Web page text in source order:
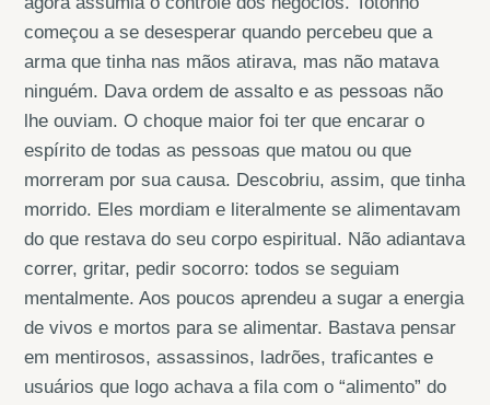
começou a se desesperar quando percebeu que a
arma que tinha nas mãos atirava, mas não matava
ninguém. Dava ordem de assalto e as pessoas não
lhe ouviam. O choque maior foi ter que encarar o
espírito de todas as pessoas que matou ou que
morreram por sua causa. Descobriu, assim, que tinha
morrido. Eles mordiam e literalmente se alimentavam
do que restava do seu corpo espiritual. Não adiantava
correr, gritar, pedir socorro: todos se seguiam
mentalmente. Aos poucos aprendeu a sugar a energia
de vivos e mortos para se alimentar. Bastava pensar
em mentirosos, assassinos, ladrões, traficantes e
usuários que logo achava a fila com o “alimento” do